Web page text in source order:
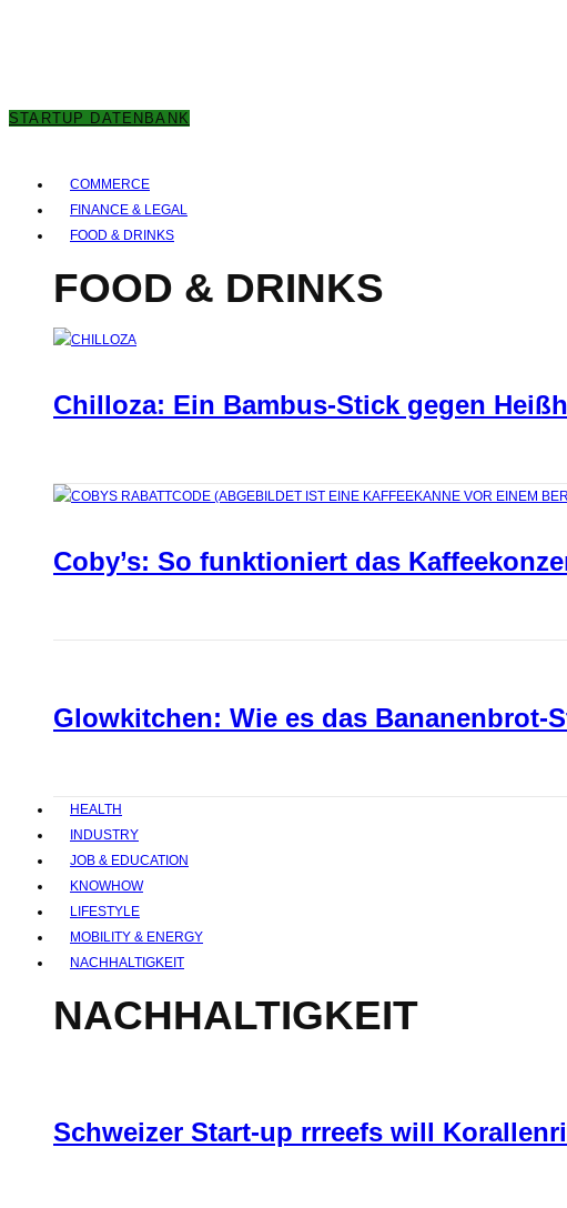
STARTUP DATENBANK
COMMERCE
FINANCE & LEGAL
FOOD & DRINKS
FOOD & DRINKS
Chilloza: Ein Bambus-Stick gegen
Coby’s: So funktioniert das
Glowkitchen: Wie es das
HEALTH
INDUSTRY
JOB & EDUCATION
KNOWHOW
LIFESTYLE
MOBILITY & ENERGY
NACHHALTIGKEIT
NACHHALTIGKEIT
Schweizer Start-up rrreefs will